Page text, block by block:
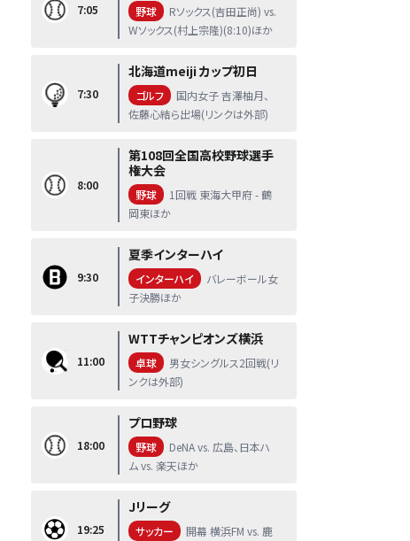
7:05 野球
Rソックス(吉田正尚) vs.
Wソックス(村上宗隆)(8:10)ほか
7:30
北海道meiji カップ初日
ゴルフ
国内女子 吉澤柚月、
佐藤心結ら出場(リンクは外部)
8:00
第108回全国高校野球選手
権大会
野球
1回戦 東海大甲府 - 鶴
岡東ほか
9:30
夏季インターハイ
インターハイ
バレーボール女
子決勝ほか
11:00
WTTチャンピオンズ横浜
卓球
男女シングルス2回戦(リ
ンクは外部)
18:00
プロ野球
野球
DeNA vs. 広島、日本ハ
ム vs. 楽天ほか
19:25
Jリーグ
サッカー
開幕 横浜FM vs. 鹿